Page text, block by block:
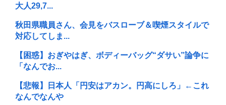
大人29,7...
秋田県職員さん、会見をバスローブ＆喫煙スタイルで
対応してしま...
【困惑】おぎやはぎ、ボディーバッグ“ダサい”論争に
「なんでお...
【悲報】日本人「円安はアカン。円高にしろ」←これ
なんでなんや